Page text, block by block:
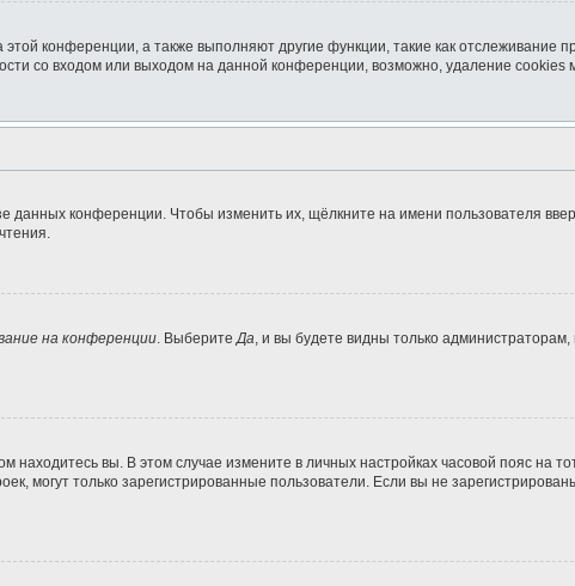
конференции, а также выполняют другие функции, такие как отслеживание
со входом или выходом на данной конференции, возможно, удаление cookies
данных конференции. Чтобы изменить их, щёлкните на имени пользователя
на конференции. ВыберитеДа, и вы будете видны только
вы. В этом случае измените в личных настройках часовой пояс на
могут только зарегистрированные пользователи. Если вы не